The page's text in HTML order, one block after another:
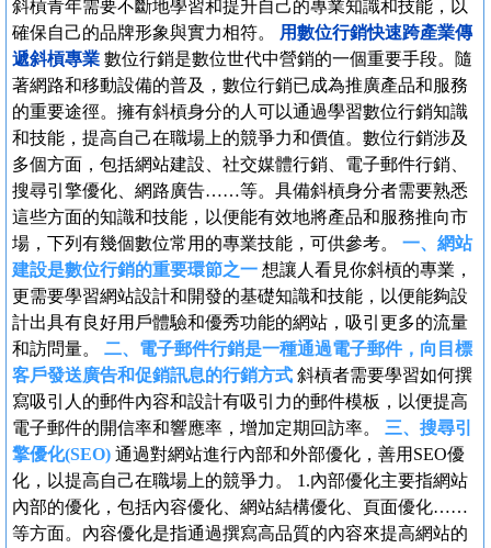
斜槓青年需要不斷地學習和提升自己的專業知識和技能，以
確保自己的品牌形象與實力相符。
用數位行銷快速跨產業傳
遞斜槓專業 數位行銷是數位世代中營銷的一個重要手段。隨
著網路和移動設備的普及，數位行銷已成為推廣產品和服務
的重要途徑。擁有斜槓身分的人可以通過學習數位行銷知識
和技能，提高自己在職場上的競爭力和價值。數位行銷涉及
多個方面，包括網站建設、社交媒體行銷、電子郵件行銷、
搜尋引擎優化、網路廣告……等。具備斜槓身分者需要熟悉
這些方面的知識和技能，以便能有效地將產品和服務推向市
場，下列有幾個數位常用的專業技能，可供參考。 一、網站
建設是數位行銷的重要環節之一 想讓人看見你斜槓的專業，
更需要學習網站設計和開發的基礎知識和技能，以便能夠設
計出具有良好用戶體驗和優秀功能的網站，吸引更多的流量
和訪問量。 二、電子郵件行銷是一種通過電子郵件，向目標
客戶發送廣告和促銷訊息的行銷方式 斜槓者需要學習如何撰
寫吸引人的郵件內容和設計有吸引力的郵件模板，以便提高
電子郵件的開信率和響應率，增加定期回訪率。 三、搜尋引
擎優化(SEO) 通過對網站進行內部和外部優化，善用SEO優
化，以提高自己在職場上的競爭力。 1.內部優化主要指網站
內部的優化，包括內容優化、網站結構優化、頁面優化……
等方面。內容優化是指通過撰寫高品質的內容來提高網站的